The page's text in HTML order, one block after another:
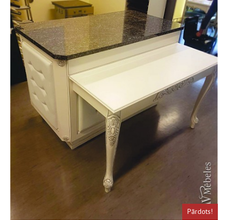
Pārdots!